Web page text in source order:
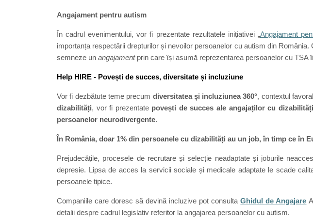
Angajament pentru autism
În cadrul evenimentului, vor fi prezentate rezultatele inițiativei „Angajament
importanța respectării drepturilor și nevoilor persoanelor cu autism din
semneze un angajament prin care își asumă reprezentarea persoanelor cu TSA
Help HIRE - Povești de succes, diversitate și incluziune
Vor fi dezbătute teme precum diversitatea și incluziunea 360°, contextul
dizabilități, vor fi prezentate povești de succes ale angajaților cu
persoanelor neurodivergente.
În România, doar 1% din persoanele cu dizabilități au un job, în timp ce în
Prejudecățile, procesele de recrutare și selecție neadaptate și joburile
depresie. Lipsa de acces la servicii sociale și medicale adaptate le scade
persoanele tipice.
Companiile care doresc să devină incluzive pot consultaGhidul de Angajare
detalii despre cadrul legislativ referitor la angajarea persoanelor cu autism.